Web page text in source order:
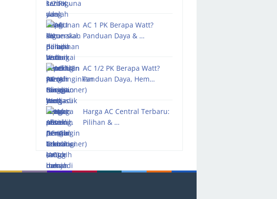
AC 1 PK Berapa Watt?
Panduan Daya & …
AC 1/2 PK Berapa Watt?
Panduan Daya, Hem…
Harga AC Central Terbaru:
Pilihan & …